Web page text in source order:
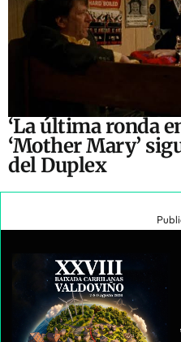
‘La última ronda
‘Mother Mary’
del Duplex